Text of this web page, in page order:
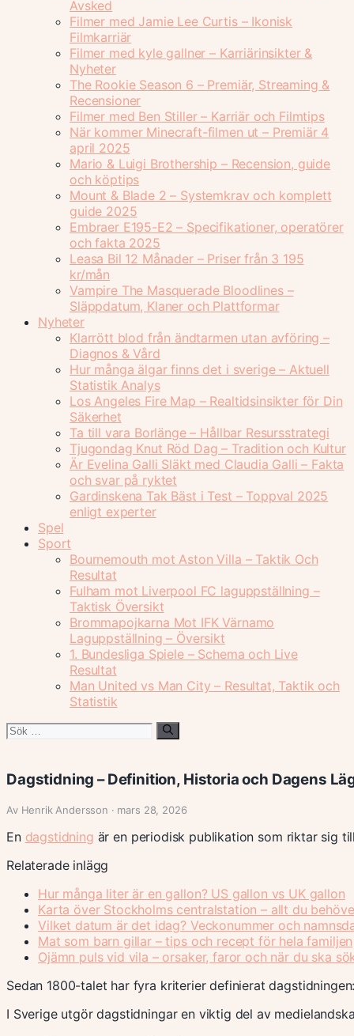
Avsked
Filmer med Jamie Lee Curtis – Ikonisk
Filmkarriär
Filmer med kyle gallner – Karriärinsikter &
Nyheter
The Rookie Season 6 – Premiär, Streaming &
Recensioner
Filmer med Ben Stiller – Karriär och Filmtips
När kommer Minecraft-filmen ut – Premiär 4
april 2025
Mario & Luigi Brothership – Recension, guide
och köptips
Mount & Blade 2 – Systemkrav och komplett
guide 2025
Embraer E195-E2 – Specifikationer, operatörer
och fakta 2025
Leasa Bil 12 Månader – Priser från 3 195
kr/mån
Vampire The Masquerade Bloodlines –
Släppdatum, Klaner och Plattformar
Nyheter
Klarrött blod från ändtarmen utan avföring –
Diagnos & Vård
Hur många älgar finns det i sverige – Aktuell
Statistik Analys
Los Angeles Fire Map – Realtidsinsikter för Din
Säkerhet
Ta till vara Borlänge – Hållbar Resursstrategi
Tjugondag Knut Röd Dag – Tradition och Kultur
Är Evelina Galli Släkt med Claudia Galli – Fakta
och svar på ryktet
Gardinskena Tak Bäst i Test – Toppval 2025
enligt experter
Spel
Sport
Bournemouth mot Aston Villa – Taktik Och
Resultat
Fulham mot Liverpool FC laguppställning –
Taktisk Översikt
Brommapojkarna Mot IFK Värnamo
Laguppställning – Översikt
1. Bundesliga Spiele – Schema och Live
Resultat
Man United vs Man City – Resultat, Taktik och
Statistik
Sök
Dagstidning – Definition, Historia och Dagens
Av Henrik Andersson · mars 28, 2026
En dagstidning är en periodisk publikation som riktar sig
Relaterade inlägg
Hur många liter är en gallon? US gallon vs UK gallon
Karta över Stockholms centralstation – allt du
Vilket datum är det idag? Veckonummer och
Mat som barn gillar – tips och recept för hela familjen
Ojämn puls vid vila – orsaker, faror och när du ska
Sedan 1800-talet har fyra kriterier definierat
I Sverige utgör dagstidningar en viktig del av